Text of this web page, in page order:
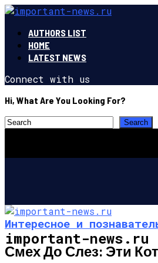
AUTHORS LIST
HOME
LATEST NEWS
Connect with us
Hi, What Are You Looking For?
important-news.ru
Интересное и
Смех До Слез: Эти